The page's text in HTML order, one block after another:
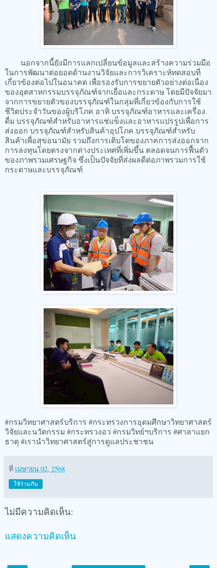
​นอกจากนี้ยังมีการแลกเปลี่ยนข้อมูลและสร้างความร่วมมือ
ในการพัฒนาต่อยอดด้านงานวิจัยและการวิเคราะห์ทดสอบที่
เกี่ยวข้องต่อไปในอนาคต เพื่อรองรับการขยายตัวอย่างต่อเนื่อง
ของอุตสาหกรรมบรรจุภัณฑ์จากเยื่อและกระดาษ โดยมีปัจจัยมา
จากการขยายตัวของบรรจุภัณฑ์ในกลุ่มที่เกี่ยวข้องกับการใช้
ชีวิตประจำวันของผู้บริโภค อาทิ บรรจุภัณฑ์อาหารและเครื่อง
ดื่ม บรรจุภัณฑ์สำหรับอาหารแช่แข็งและอาหารแปรรูปเพื่อการ
ส่งออก บรรจุภัณฑ์สำหรับสินค้าอุปโภค บรรจุภัณฑ์สำหรับ
สินค้าเพื่อสุขอนามัย รวมถึงการเติบโตของภาคการส่งออกจาก
การลงทุนโดยตรงจากต่างประเทศที่เพิ่มขึ้น ตลอดจนการฟื้นตัว
ของภาพรวมเศรษฐกิจ ซึ่งเป็นปัจจัยที่ส่งผลดีต่อภาพรวมการใช้
กระดาษและบรรจุภัณฑ์
#กรมวิทยาศาสตร์บริการ #กระทรวงการอุดมศึกษาวิทยาศาสตร์
วิจัยและนวัตกรรม #กระทรวงอว #กรมวิทย์ฯบริการ #ศาลาแยก
ธาตุ #เรานำวิทยาศาสตร์สู่การดูแลประชาชน
ที่ เมษายน 02, 2568
ใช้ร่วมกัน
ไม่มีความคิดเห็น:
แสดงความคิดเห็น